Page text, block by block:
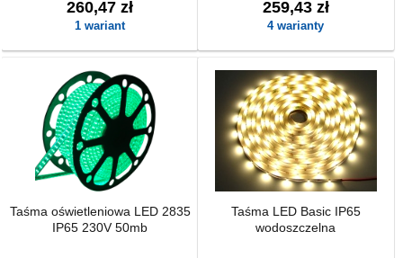
260,47 zł
1 wariant
259,43 zł
4 warianty
Taśma oświetleniowa LED 2835
IP65 230V 50mb
Taśma LED Basic IP65
wodoszczelna